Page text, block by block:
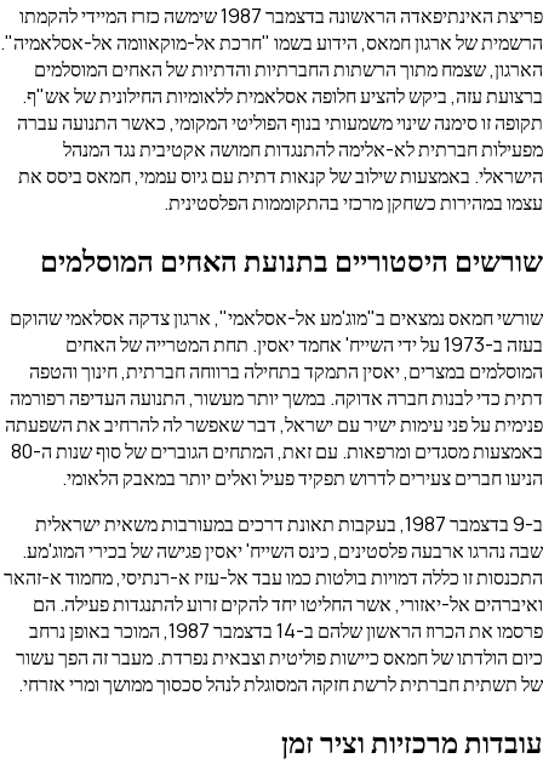
פריצת האינתיפאדה הראשונה בדצמבר 1987 שימשה כזרז המיידי להקמתו
הרשמית של ארגון חמאס, הידוע בשמו "חרכת אל-מוקאוומה אל-אסלאמיה".
הארגון, שצמח מתוך הרשתות החברתיות והדתיות של האחים המוסלמים
ברצועת עזה, ביקש להציע חלופה אסלאמית ללאומיות החילונית של אש"ף.
תקופה זו סימנה שינוי משמעותי בנוף הפוליטי המקומי, כאשר התנועה עברה
מפעילות חברתית לא-אלימה להתנגדות חמושה אקטיבית נגד המנהל
הישראלי. באמצעות שילוב של קנאות דתית עם גיוס עממי, חמאס ביסס את
עצמו במהירות כשחקן מרכזי בהתקוממות הפלסטינית.
שורשים היסטוריים בתנועת האחים המוסלמים
שורשי חמאס נמצאים ב"מוג'מע אל-אסלאמי", ארגון צדקה אסלאמי שהוקם
בעזה ב-1973 על ידי השייח' אחמד יאסין. תחת המטרייה של האחים
המוסלמים במצרים, יאסין התמקד בתחילה ברווחה חברתית, חינוך והטפה
דתית כדי לבנות חברה אדוקה. במשך יותר מעשור, התנועה העדיפה רפורמה
פנימית על פני עימות ישיר עם ישראל, דבר שאפשר לה להרחיב את השפעתה
באמצעות מסגדים ומרפאות. עם זאת, המתחים הגוברים של סוף שנות ה-80
הניעו חברים צעירים לדרוש תפקיד פעיל ואלים יותר במאבק הלאומי.
ב-9 בדצמבר 1987, בעקבות תאונת דרכים במעורבות משאית ישראלית
שבה נהרגו ארבעה פלסטינים, כינס השייח' יאסין פגישה של בכירי המוג'מע.
התכנסות זו כללה דמויות בולטות כמו עבד אל-עזיז א-רנתיסי, מחמוד א-זהאר
ואיברהים אל-יאזורי, אשר החליטו יחד להקים זרוע להתנגדות פעילה. הם
פרסמו את הכרוז הראשון שלהם ב-14 בדצמבר 1987, המוכר באופן נרחב
כיום הולדתו של חמאס כיישות פוליטית וצבאית נפרדת. מעבר זה הפך עשור
של תשתית חברתית לרשת חזקה המסוגלת לנהל סכסוך ממושך ומרי אזרחי.
עובדות מרכזיות וציר זמן